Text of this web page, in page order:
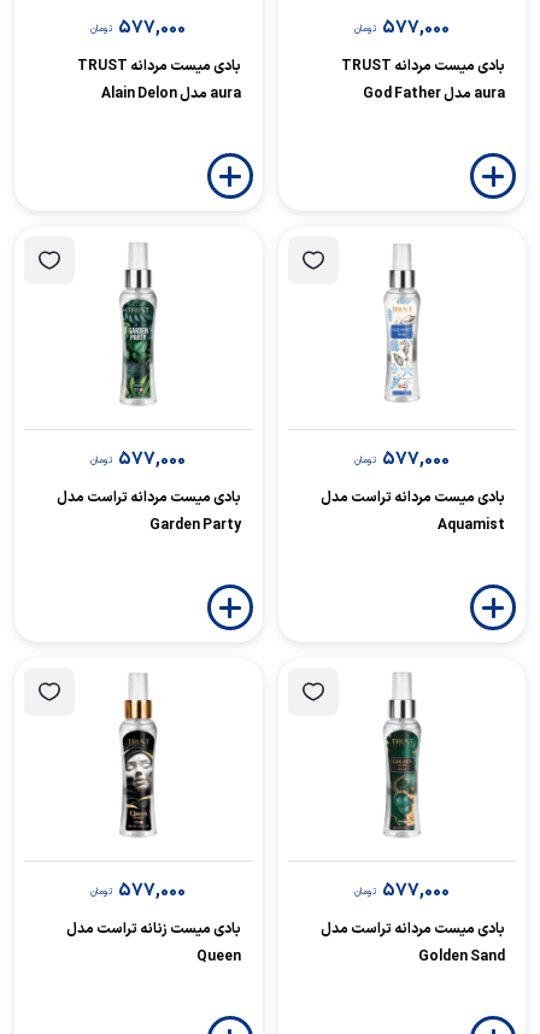
577,000 تومان
بادی میست مردانه TRUST
aura مدل God Father
577,000 تومان
بادی میست مردانه TRUST
aura مدل Alain Delon
577,000 تومان
بادی میست مردانه تراست مدل
Aquamist
577,000 تومان
بادی میست مردانه تراست مدل
Garden Party
577,000 تومان
بادی میست مردانه تراست مدل
Golden Sand
577,000 تومان
بادی میست زنانه تراست مدل
Queen